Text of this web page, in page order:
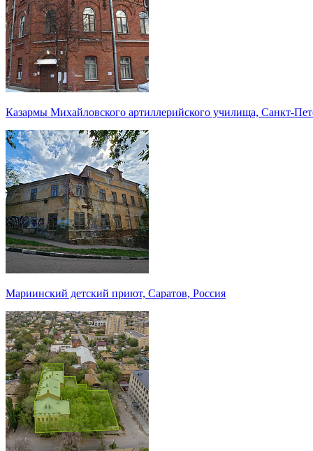
Казармы Михайловского артиллерийского училища, Санкт-
Мариинский детский приют, Саратов, Россия